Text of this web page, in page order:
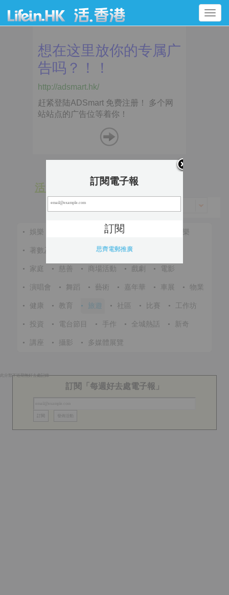
Toggle
navigation
活 動
• 娛樂 • 節慶 音樂
• 著數及優惠 • 體育 •
• 家庭 • 慈善 • 商場活動 • 戲劇 • 電影
• 演唱會 • 舞蹈 • 藝術 • 嘉年華 • 車展 • 物業
• 健康 • 教育 • 旅遊 • 社區 • 比賽 • 工作坊
• 投資 • 電台節目 • 手作 • 全城熱話 • 新奇
• 講座 • 攝影 • 多媒體展覽
此分類下近期無好去處記錄
訂閱「每週好去處電子報」
訂閱電子報
思齊電郵推廣